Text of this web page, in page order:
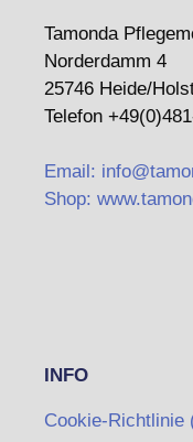
Tamonda
Norderdamm 4
25746 Heide/
Telefon
Email:
Shop:
INFO
Cookie-Richtlinie